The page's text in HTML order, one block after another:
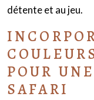
détente et au jeu.
POUR
SAFARI